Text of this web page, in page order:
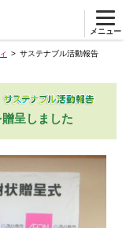
メニュー
サステナブル活動報告
呈しました